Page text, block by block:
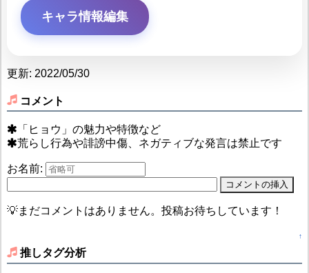
キャラ情報編集
更新: 2022/05/30
コメント
「ヒョウ」の魅力や特徴など
荒らし行為や誹謗中傷、ネガティブな発言は禁止です
お名前:
💡まだコメントはありません。投稿お待ちしています！
↑
推しタグ分析